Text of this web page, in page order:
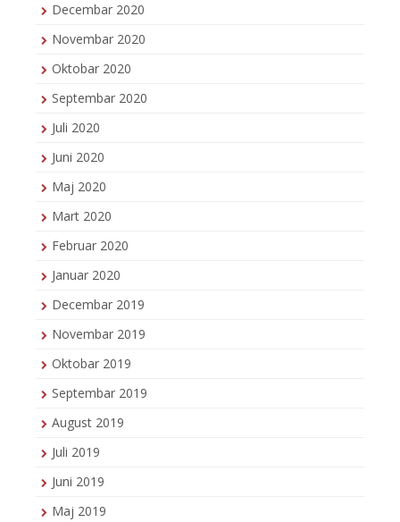
Decembar 2020
Novembar 2020
Oktobar 2020
Septembar 2020
Juli 2020
Juni 2020
Maj 2020
Mart 2020
Februar 2020
Januar 2020
Decembar 2019
Novembar 2019
Oktobar 2019
Septembar 2019
August 2019
Juli 2019
Juni 2019
Maj 2019